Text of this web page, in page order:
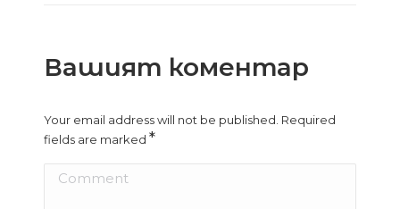
Вашият коментар
Your email address will not be published. Required
fields are marked*
Comment